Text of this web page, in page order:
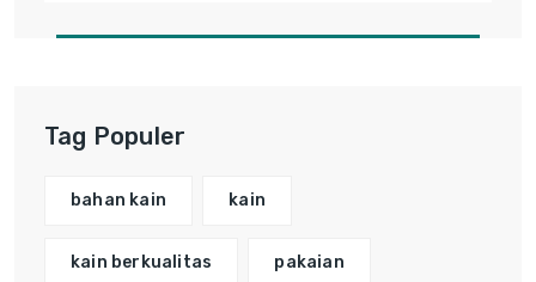
Tag Populer
bahan kain kain
kain berkualitas pakaian